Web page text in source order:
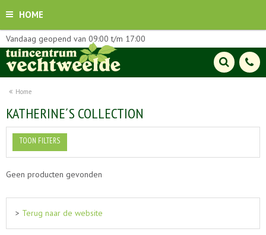
HOME
Home
Vandaag geopend van 09:00 t/m 17:00
KATHERINE´S COLLECTION
TOON FILTERS
Geen producten gevonden
> Terug naar de website